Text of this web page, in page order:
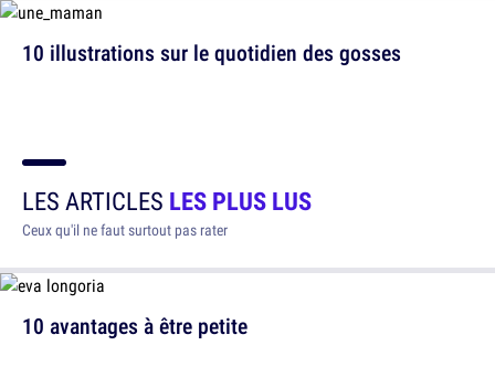
10 illustrations sur le quotidien des gosses
LES ARTICLES LES PLUS LUS
Ceux qu'il ne faut surtout pas rater
10 avantages à être petite